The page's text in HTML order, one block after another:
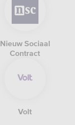
Nieuw Sociaal
Contract
Volt